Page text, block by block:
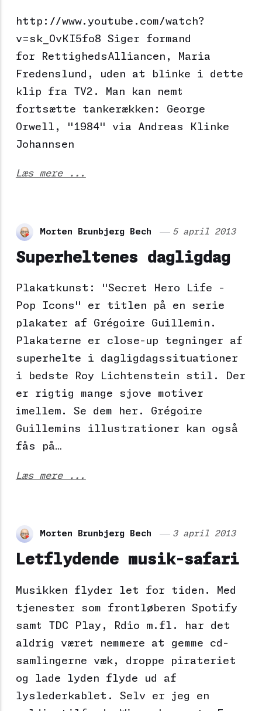
http://www.youtube.com/watch?
v=sk_OvKI5fo8 Siger formand
for RettighedsAlliancen, Maria
Fredenslund, uden at blinke i dette
klip fra TV2. Man kan nemt
fortsætte tankerækken: George
Orwell, "1984" via Andreas Klinke
Johannsen
Læs mere ...
Morten Brunbjerg Bech 5 april 2013
Superheltenes dagligdag
Plakatkunst: "Secret Hero Life -
Pop Icons" er titlen på en serie
plakater af Grégoire Guillemin.
Plakaterne er close-up tegninger af
superhelte i dagligdagssituationer
i bedste Roy Lichtenstein stil. Der
er rigtig mange sjove motiver
imellem. Se dem her. Grégoire
Guillemins illustrationer kan også
fås på…
Læs mere ...
Morten Brunbjerg Bech 3 april 2013
Letflydende musik-safari
Musikken flyder let for tiden. Med
tjenester som frontløberen Spotify
samt TDC Play, Rdio m.fl. har det
aldrig været nemmere at gemme cd-
samlingerne væk, droppe pirateriet
og lade lyden flyde ud af
lyslederkablet. Selv er jeg en